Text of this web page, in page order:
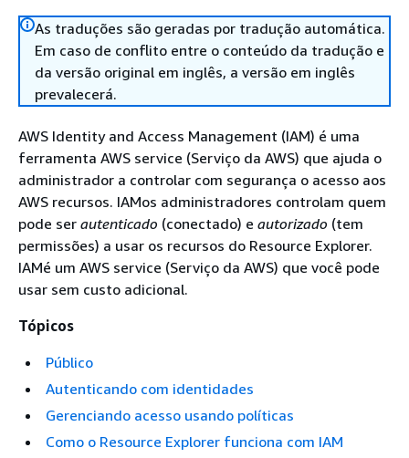
As traduções são geradas por tradução automática.
Em caso de conflito entre o conteúdo da tradução e
da versão original em inglês, a versão em inglês
prevalecerá.
AWS Identity and Access Management (IAM) é uma
ferramenta AWS service (Serviço da AWS) que ajuda o
administrador a controlar com segurança o acesso aos
AWS recursos. IAMos administradores controlam quem
pode ser autenticado (conectado) e autorizado (tem
permissões) a usar os recursos do Resource Explorer.
IAMé um AWS service (Serviço da AWS) que você pode
usar sem custo adicional.
Tópicos
Público
Autenticando com identidades
Gerenciando acesso usando políticas
Como o Resource Explorer funciona com IAM